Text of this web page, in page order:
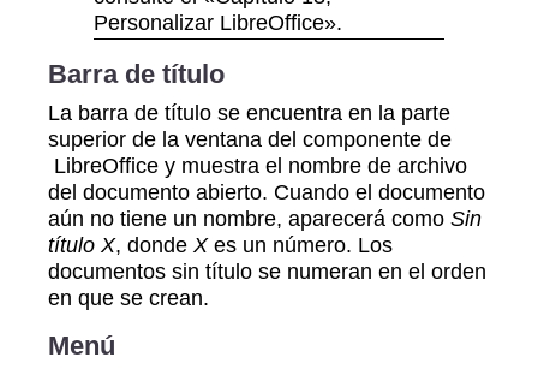
Personalizar LibreOffice».
Barra de título
La barra de título se encuentra en la parte
superior de la ventana del componente de
LibreOffice y muestra el nombre de archivo
del documento abierto. Cuando el documento
aún no tiene un nombre, aparecerá como Sin
título X, donde Xes un número. Los
documentos sin título se numeran en el orden
en que se crean.
Menú